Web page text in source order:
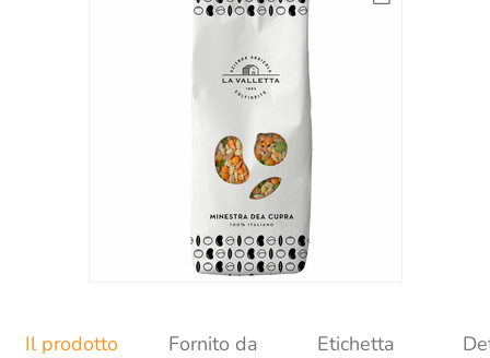
Il prodotto Fornito da Etichetta